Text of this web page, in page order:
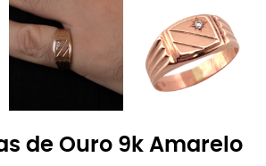
de Ouro 9k Amarelo